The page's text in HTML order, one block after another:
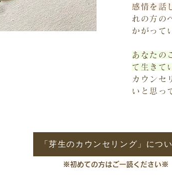
感情を話
れの方の
かがって
あなたの
て生きて
カウンセ
いと思っ
「芽生のカウンセリング」につ
※初めての方はご一読ください※